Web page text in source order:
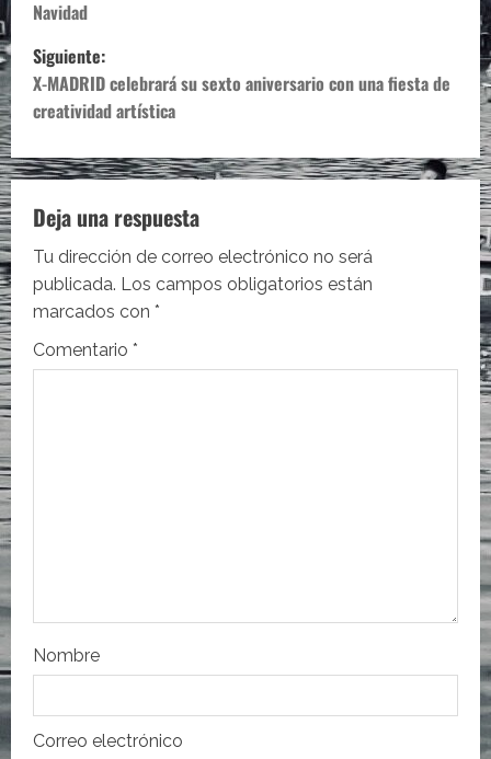
v
e
g
a
c
i
ó
n
r
a
d
Navidad
Siguiente:
X-MADRID celebrará su sexto aniversario con una fiesta de
creatividad artística
Deja una respuesta
Tu dirección de correo electrónico no será
publicada. Los campos obligatorios están
marcados con *
Comentario *
Nombre
Correo electrónico